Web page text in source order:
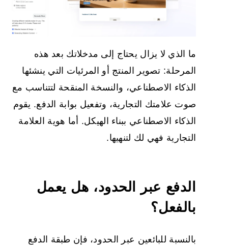
ما الذي لا يزال يحتاج إلى مدخلاتك بعد هذه
المرحلة: تصوير المنتج أو المرئيات التي ينشئها
الذكاء الاصطناعي، والنسخة المنقحة لتتناسب مع
صوت علامتك التجارية، وتفعيل بوابة الدفع. يقوم
الذكاء الاصطناعي ببناء الهيكل. أما هوية العلامة
التجارية فهي لك لتنهيها.
الدفع عبر الحدود، هل يعمل
بالفعل؟
بالنسبة للبائعين عبر الحدود، فإن طبقة الدفع